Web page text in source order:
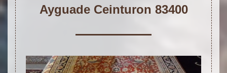
Ayguade Ceinturon 83400